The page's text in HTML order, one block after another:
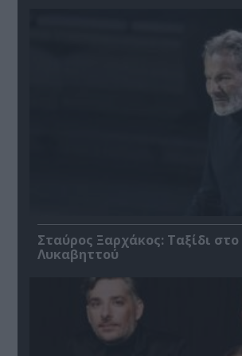
Σταύρος Ξαρχάκος: Ταξίδι
Λυκαβηττού